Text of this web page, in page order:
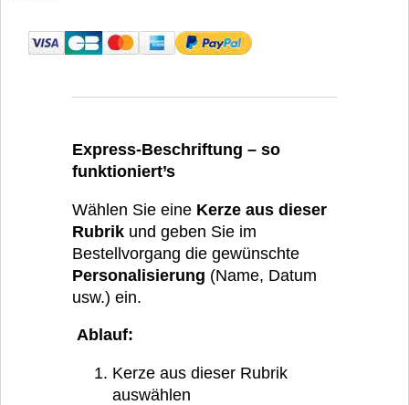
Express-Beschriftung – so
funktioniert’s
Wählen Sie eine Kerze aus dieser
Rubrik und geben Sie im
Bestellvorgang die gewünschte
Personalisierung (Name, Datum
usw.) ein.
Ablauf:
Kerze aus dieser Rubrik
auswählen